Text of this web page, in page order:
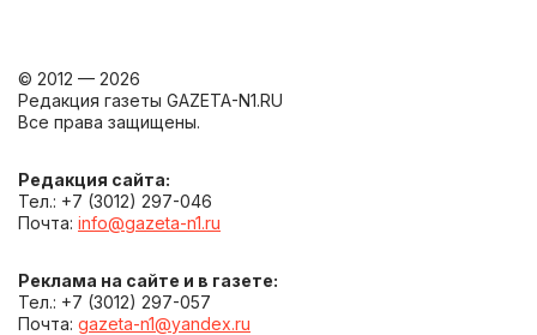
© 2012 — 2026
Редакция газеты GAZETA-N1.RU
Все права защищены.
Редакция сайта:
Тел.: +7 (3012) 297-046
Почта: info@gazeta-n1.ru
Реклама на сайте и в газете:
Тел.: +7 (3012) 297-057
Почта: gazeta-n1@yandex.ru